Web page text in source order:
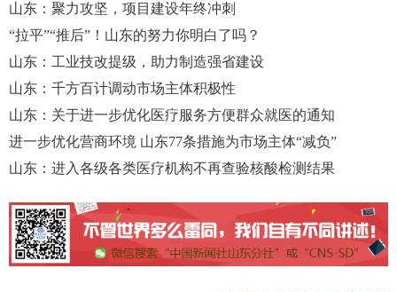
山东：聚力攻坚，项目建设年终冲刺
“拉平”“推后”！山东的努力你明白了吗？
山东：工业技改提级，助力制造强省建设
山东：千方百计调动市场主体积极性
山东：关于进一步优化医疗服务方便群众就医的通知
进一步优化营商环境 山东77条措施为市场主体“减负”
山东：进入各级各类医疗机构不再查验核酸检测结果